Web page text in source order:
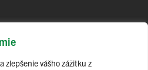
zlepšenie vášho zážitku z